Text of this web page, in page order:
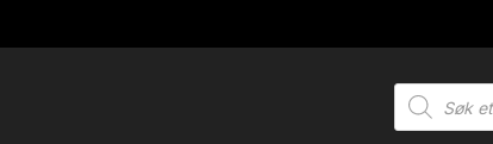
Products
search